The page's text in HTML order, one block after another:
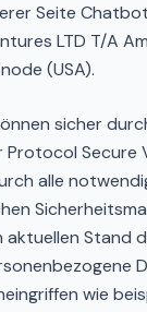
Seite
LTD T/A
(USA).
sicher
Secure
alle
Stand
wie